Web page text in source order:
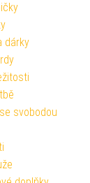
dárky
svobodou